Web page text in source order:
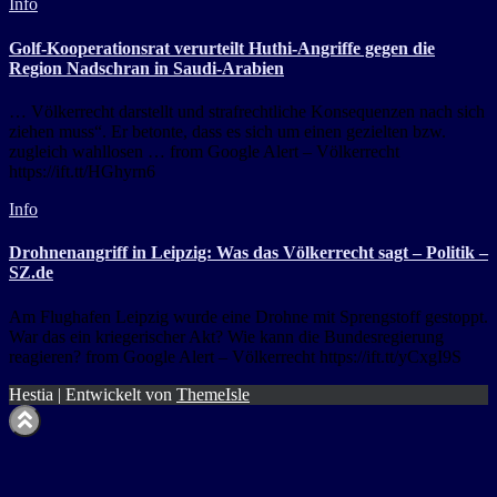
Info
Golf-Kooperationsrat verurteilt Huthi-Angriffe gegen die
Region Nadschran in Saudi-Arabien
… Völkerrecht darstellt und strafrechtliche Konsequenzen nach sich
ziehen muss“. Er betonte, dass es sich um einen gezielten bzw.
zugleich wahllosen … from Google Alert – Völkerrecht
https://ift.tt/HGhyrn6
Info
Drohnenangriff in Leipzig: Was das Völkerrecht sagt – Politik –
SZ.de
Am Flughafen Leipzig wurde eine Drohne mit Sprengstoff gestoppt.
War das ein kriegerischer Akt? Wie kann die Bundesregierung
reagieren? from Google Alert – Völkerrecht https://ift.tt/yCxgI9S
Hestia | Entwickelt von ThemeIsle